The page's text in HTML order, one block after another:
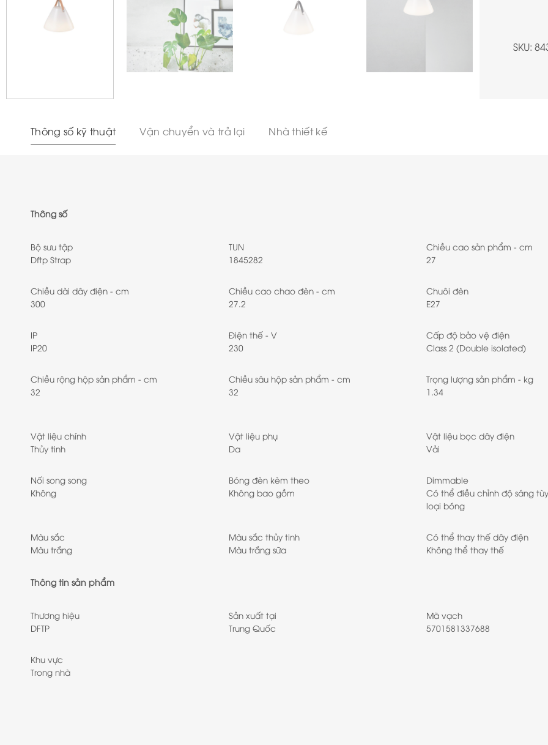
SKU:
Thông số kỹ thuật Vận chuyển và trả lại Nhà thiết kế
Thông số
Bộ sưu tập
Dftp Strap
TUN
1845282
Chiều cao sản phẩm - cm
27
Chiều dài dây điện - cm
300
Chiều cao chao đèn - cm
27.2
Chuôi đèn
E27
IP
IP20
Điện thế - V
230
Cấp độ bảo vệ điện
Class 2 (Double isolated)
Chiều rộng hộp sản phẩm - cm
32
Chiều sâu hộp sản phẩm - cm
32
Trọng lượng sản phẩm - kg
1.34
Vật liệu chính
Thủy tinh
Vật liệu phụ
Da
Vật liệu bọc dây điện
Vải
Nối song song
Không
Bóng đèn kèm theo
Không bao gồm
Dimmable
Có thể điều chỉnh độ sáng
loại bóng
Màu sắc
Màu trắng
Màu sắc thủy tinh
Màu trắng sữa
Có thể thay thế dây điện
Không thể thay thế
Thông tin sản phẩm
Thương hiệu
DFTP
Sản xuất tại
Trung Quốc
Mã vạch
5701581337688
Khu vực
Trong nhà